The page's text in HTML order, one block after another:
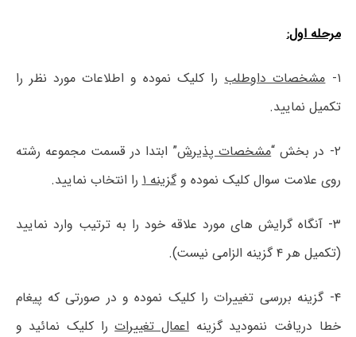
مرحله اول:
۱- مشخصات داوطلبرا کلیک نموده و اطلاعات مورد نظر را
تکمیل نمایید.
۲- در بخش “ مشخصات پذیرش” ابتدا در قسمت مجموعه رشته
روی علامت سوال کلیک نموده وگزینه ۱ را انتخاب نمایید.
۳- آنگاه گرایش های مورد علاقه خود را به ترتیب وارد نمایید
(تکمیل هر ۴ گزینه الزامی نیست).
۴- گزینه بررسی تغییرات را کلیک نموده و در صورتی که پیغام
خطا دریافت ننمودید گزینهاعمال تغییراترا کلیک نمائید و